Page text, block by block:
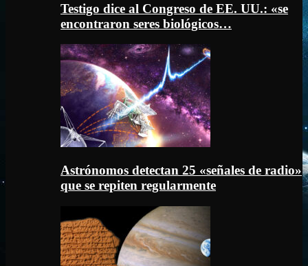
Testigo dice al Congreso de EE. UU.: «se
encontraron seres biológicos…
Astrónomos detectan 25 «señales de radio»
que se repiten regularmente